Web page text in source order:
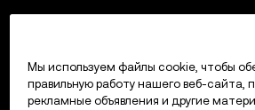
Мы используем файлы cookie, чтобы
правильную работу нашего веб-сайта,
рекламные объявления и другие